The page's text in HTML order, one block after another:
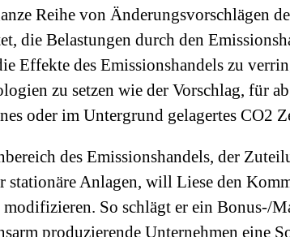
Reihe von Änderungsvorschlägen
die Belastungen durch den
Effekte des Emissionshandels zu
zu setzen wie der Vorschlag, für
oder im Untergrund gelagertes CO2
des Emissionshandels, der
stationäre Anlagen, will Liese den
So schlägt er ein Bonus-/
produzierende Unternehmen eine